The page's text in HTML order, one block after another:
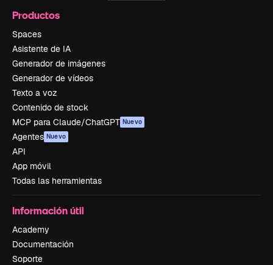
Productos
Spaces
Asistente de IA
Generador de imágenes
Generador de vídeos
Texto a voz
Contenido de stock
MCP para Claude/ChatGPT Nuevo
Agentes Nuevo
API
App móvil
Todas las herramientas
Información útil
Academy
Documentación
Soporte